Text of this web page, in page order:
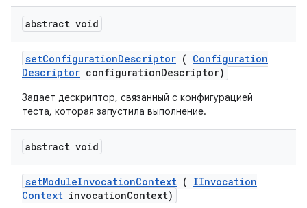
abstract void
setConfigurationDescriptor ( Configuration
Descriptor configurationDescriptor)
Задает дескриптор, связанный с конфигурацией
теста, которая запустила выполнение.
abstract void
setModuleInvocationContext ( IInvocation
Context invocationContext)